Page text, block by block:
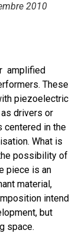
2010
amplified
These
piezoelectric
drivers or
centered in the
What is
possibility of
piece is an
material,
intend
but
space.